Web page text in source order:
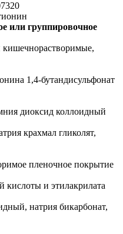
или группировочное
кишечнорастворимые,
1,4-бутандисульфонат
диоксид коллоидный
крахмал гликолят,
пленочное покрытие
кислоты и этилакрилата
натрия бикарбонат,